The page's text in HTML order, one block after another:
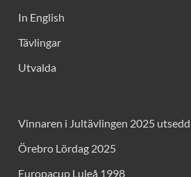
In English
Tävlingar
Utvalda
Vinnaren i Jultävlingen 2025 utsedd
Örebro Lördag 2025
Europacup Luleå 1998